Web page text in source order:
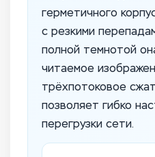
герметичного
с резкими
полной темнотой
читаемое
трёхпотоковое
позволяет гибко
перегрузки сети.